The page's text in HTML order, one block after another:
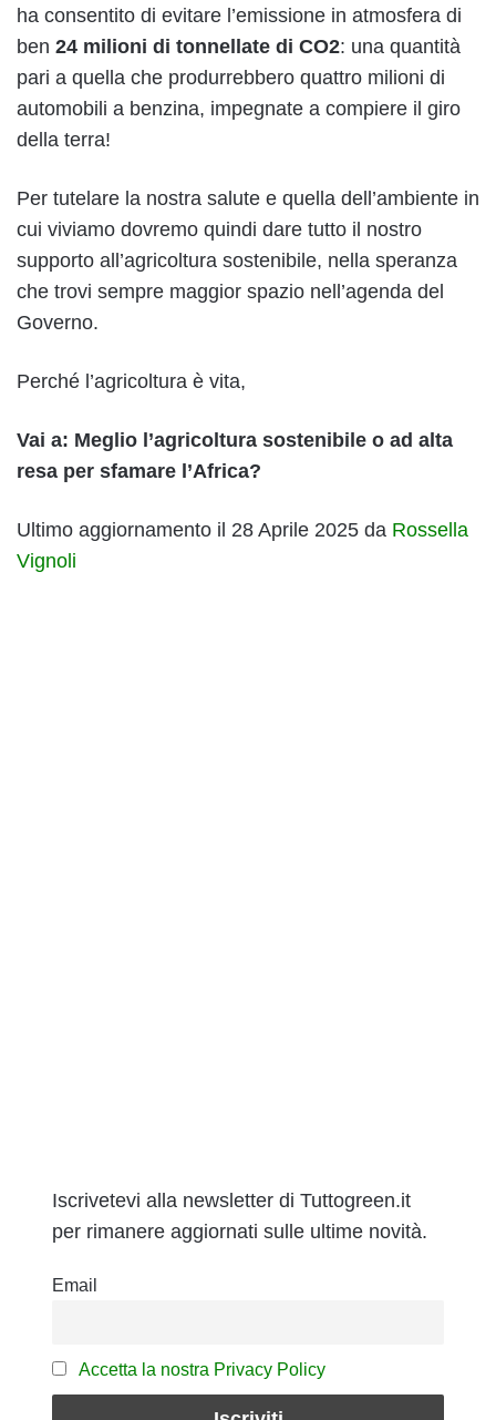
ha consentito di evitare l’emissione in atmosfera di
ben 24 milioni di tonnellate di CO2: una quantità
pari a quella che produrrebbero quattro milioni di
automobili a benzina, impegnate a compiere il giro
della terra!
Per tutelare la nostra salute e quella dell’ambiente in
cui viviamo dovremo quindi dare tutto il nostro
supporto all’agricoltura sostenibile, nella speranza
che trovi sempre maggior spazio nell’agenda del
Governo.
Perché l’agricoltura è vita,
Vai a: Meglio l’agricoltura sostenibile o ad alta
resa per sfamare l’Africa?
Ultimo aggiornamento il 28 Aprile 2025 da Rossella
Vignoli
Iscrivetevi alla newsletter di Tuttogreen.it
per rimanere aggiornati sulle ultime novità.
Email
Accetta la nostra Privacy Policy